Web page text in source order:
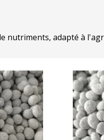
nutriments, adapté à